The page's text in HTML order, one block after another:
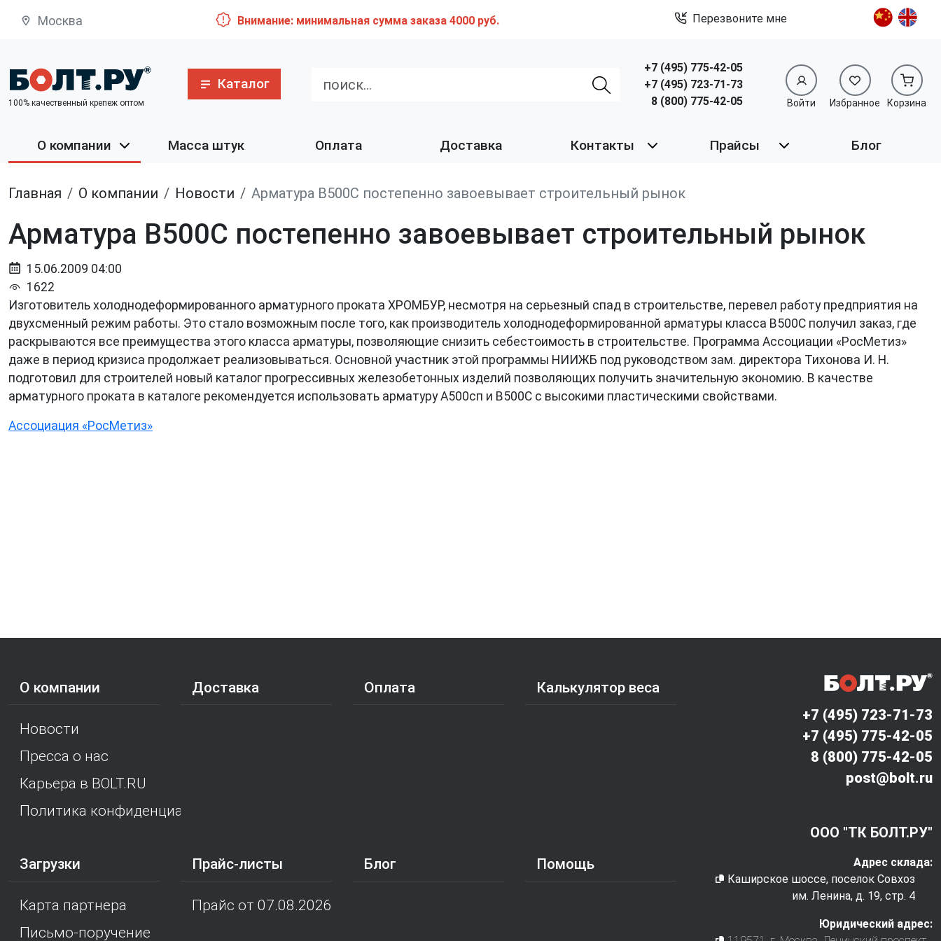
Москва Внимание: минимальная сумма заказа 4000 руб. Перезвоните мне
100% качественный крепеж оптом
Каталог
+7 (495) 775-42-05
+7 (495) 723-71-73
8 (800) 775-42-05
Войти Избранное Корзина
О компании Масса штук Оплата Доставка Контакты Прайсы Блог
Главная О компании Новости Арматура В500С постепенно завоевывает строительный рынок
Арматура В500С постепенно завоевывает строительный рынок
15.06.2009 04:00
1622
Изготовитель холоднодеформированного арматурного проката ХРОМБУР, несмотря на серьезный спад в строительстве, перевел работу предприятия на
двухсменный режим работы. Это стало возможным после того, как производитель холоднодеформированной арматуры класса В500С получил заказ, где
раскрываются все преимущества этого класса арматуры, позволяющие снизить себестоимость в строительстве. Программа Ассоциации «РосМетиз»
даже в период кризиса продолжает реализовываться. Основной участник этой программы НИИЖБ под руководством зам. директора Тихонова И. Н.
подготовил для строителей новый каталог прогрессивных железобетонных изделий позволяющих получить значительную экономию. В качестве
арматурного проката в каталоге рекомендуется использовать арматуру А500сп и В500С с высокими пластическими свойствами.
Ассоциация «РосМетиз»
О компании
Новости
Пресса о нас
Карьера в BOLT.RU
Политика конфиденциальности
Доставка Оплата Калькулятор веса
Загрузки
Карта партнера
Письмо-поручение
Прайс-листы
Прайс от 07.08.2026
Блог Помощь
+7 (495) 723-71-73
+7 (495) 775-42-05
8 (800) 775-42-05
post@bolt.ru
ООО "ТК БОЛТ.РУ"
Адрес склада:
Каширское шоссе, поселок Совхоз
им. Ленина, д. 19, стр. 4
Юридический адрес: